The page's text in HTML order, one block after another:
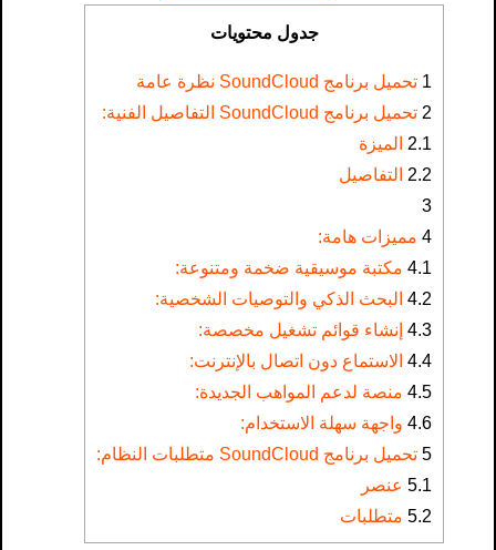
جدول محتويات
1 تحميل برنامج SoundCloud​ نظرة عامة
2 تحميل برنامج SoundCloud​ التفاصيل الفنية:
2.1 الميزة
2.2 التفاصيل
3
4 مميزات هامة:
4.1 مكتبة موسيقية ضخمة ومتنوعة:
4.2 البحث الذكي والتوصيات الشخصية:
4.3 إنشاء قوائم تشغيل مخصصة:
4.4 الاستماع دون اتصال بالإنترنت:
4.5 منصة لدعم المواهب الجديدة:
4.6 واجهة سهلة الاستخدام:
5 تحميل برنامج SoundCloud​ متطلبات النظام:
5.1 عنصر
5.2 متطلبات